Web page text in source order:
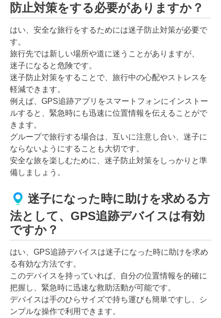
防止対策をする必要がありますか？
はい、安全な旅行をするためには迷子防止対策が必要で
す。
旅行先では新しい場所や道に迷うことがありますが、
迷子になると危険です。
迷子防止対策をすることで、旅行中の心配やストレスを
軽減できます。
例えば、GPS追跡アプリをスマートフォンにインストー
ルすると、緊急時にも迅速に位置情報を伝えることがで
きます。
グループで旅行する場合は、互いに注意し合い、迷子に
ならないようにすることも大切です。
安全な旅を楽しむために、迷子防止対策をしっかりと準
備しましょう。
迷子になった時に助けを求める方
法として、GPS追跡デバイスは有効
ですか？
はい、GPS追跡デバイスは迷子になった時に助けを求め
る有効な方法です。
このデバイスを持っていれば、自分の位置情報を的確に
把握し、緊急時に迅速な救助活動が可能です。
デバイスは手のひらサイズで持ち運びも簡単ですし、シ
ンプルな操作で利用できます。